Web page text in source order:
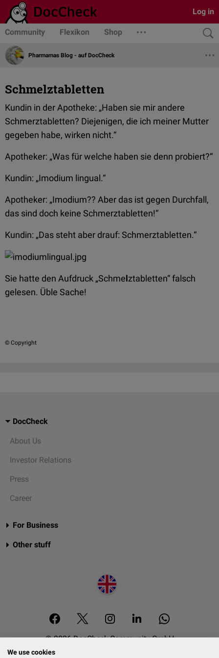
Log in
Community Flexikon Shop
Pharmamas Blog - auf DocCheck
Schmelztabletten
Kundin in der Apotheke: „Haben sie mir andere
Schmerztabletten? Diejenigen, die ich meiner Mutter
gegeben habe, wirken nicht.“
Apotheker: „Was für welche haben sie denn probiert?“
Kundin: „Imodium lingual.“
Apotheker: „Imodium?? Aber das ist gegen Durchfall,
das sind doch keine Schmerztabletten!“
Kundin: „Das steht aber drauf: Schmerztabletten.“
Sie hatte den Aufdruck „Schmelztabletten“ falsch
gelesen. Üble Sache!
© Copyright
DocCheck
About Us
Investor Relations
Press
Career
For Business
Other stuff
© 2026 DocCheck Community GmbH
We use cookies